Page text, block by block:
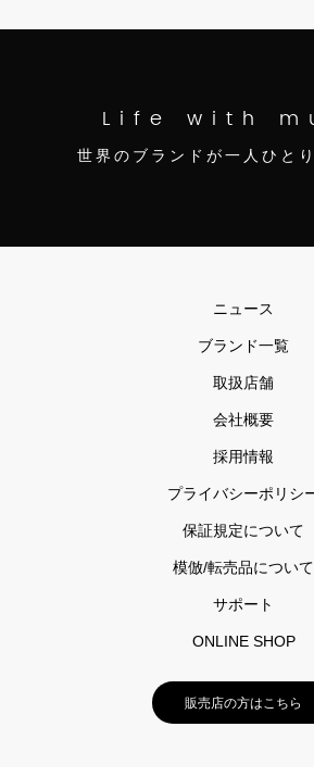
Life with
世界のブランドが一人ひと
ニュース
ブランド一覧
取扱店舗
会社概要
採用情報
プライバシーポリシ
保証規定について
模倣/転売品について
サポート
ONLINE SHOP
販売店の方はこちら